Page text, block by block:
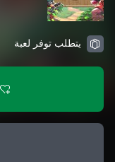
يتطلب توفر لعبة